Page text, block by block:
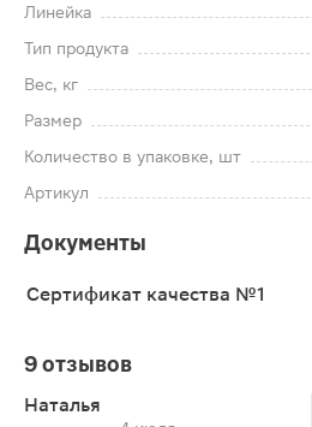
Линейка
Тип продукта
Вес, кг
Размер
Количество в упаковке, шт
Артикул
Документы
Сертификат качества №1
9 отзывов
Наталья